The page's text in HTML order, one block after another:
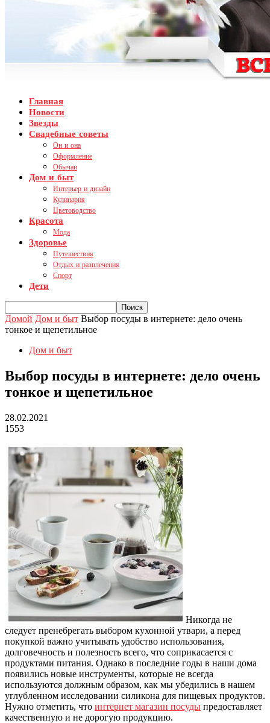
Главная
Новости
Звезды
Свадебные советы
Он и она
Оформление
Обычаи
Дом и быт
Интерьер и дизайн
Кулинария
Цветоводство
Красота
Мода
Здоровье
Путешествия
Отдых и развлечения
Спорт
Дети
Домой Дом и быт Выбор посуды в интернете: дело очень
тонкое и щепетильное
Дом и быт
Выбор посуды в интернете: дело очень
тонкое и щепетильное
28.02.2021
1553
Никогда не
следует пренебрегать выбором кухонной утвари, а перед
покупкой важно учитывать удобство использования,
долговечность и полезность всего, что соприкасается с
продуктами питания. Однако в последние годы в наши дома
появились новые инструменты, которые не всегда
используются должным образом, как мы убедились в нашем
углубленном исследовании силикона для пищевых продуктов.
Нужно отметить, что интернет магазин посуды предоставляет
качественную и не дорогую продукцию.